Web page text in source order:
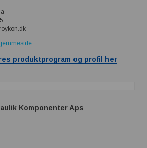
produktprogram og profil her
Komponenter Aps